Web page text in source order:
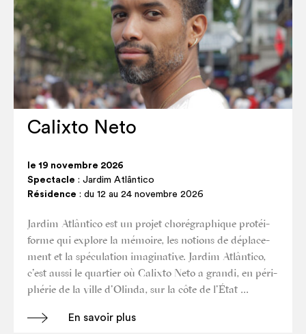
Calixto Neto
le 19 novembre 2026
Spectacle : Jardim Atlântico
Résidence : du 12 au 24 novembre 2026
Jar­dim Atlân­ti­co est un pro­jet cho­ré­gra­phique pro­téi­
forme qui explore la mémoire, les notions de dépla­ce­
ment et la spé­cu­la­tion ima­gi­na­tive. Jar­dim Atlân­ti­co,
c’est aus­si le quar­tier où Calix­to Neto a gran­di, en péri­
phé­rie de la ville d’Olinda, sur la côte de l’État …
En savoir plus